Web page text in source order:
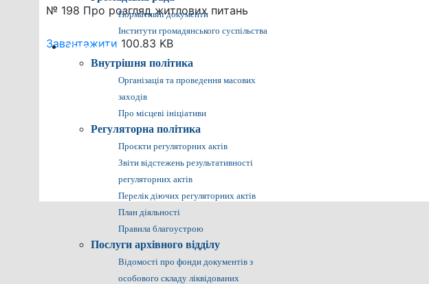
Нормативні документи
Інститути громадянського суспільства
Громадянам
Внутрішня політика
Організація та проведення масових
заходів
Про місцеві ініціативи
Регуляторна політика
Проєкти регуляторних актів
Звіти відстежень результативності
регуляторних актів
Перелік діючих регуляторних актів
План діяльності
Правила благоустрою
Послуги архівного відділу
Відомості про фонди документів з
особового складу ліквідованих
№ 198 Про розгляд житлових питань
Завантажити 100.83 KB